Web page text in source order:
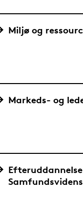
Miljø og
Markeds- og